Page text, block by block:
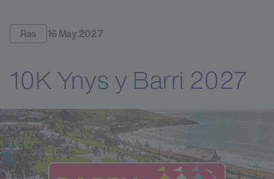
Ras 16 May 2027
10K Ynys y Barri 2027